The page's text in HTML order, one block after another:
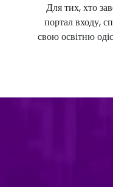
Для тих, хто
портал входу,
свою освітню